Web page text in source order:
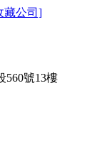
藏公司]
560號13樓